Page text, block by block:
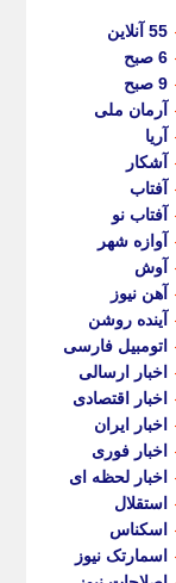
55 آنلاین
6 صبح
9 صبح
آرمان ملی
آریا
آشکار
آفتاب
آفتاب نو
آوازه شهر
آوش
آهن نیوز
آینده روشن
اتومبیل فارسی
اخبار ارسالی
اخبار اقتصادی
اخبار ایران
اخبار فوری
اخبار لحظه ای
استقلال
اسکناس
اسمارتک نیوز